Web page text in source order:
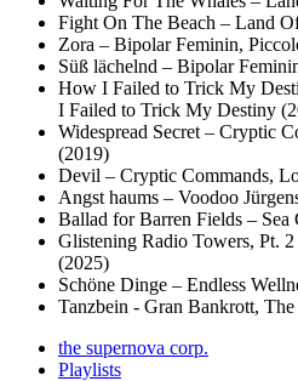
Fight On The Beach – Land
Zora – Bipolar Feminin,
Süß lächelnd – Bipolar
How I Failed to Trick My
I Failed to Trick My Destiny
Widespread Secret – Cryptic
(2019)
Devil – Cryptic Commands,
Angst haums – Voodoo
Ballad for Barren Fields – Sea
Glistening Radio Towers, Pt.
(2025)
Schöne Dinge – Endless
Tanzbein - Gran Bankrott,
the supernova corp.
Playlists